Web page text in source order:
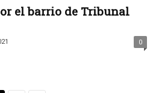
el barrio de Tribunal
0